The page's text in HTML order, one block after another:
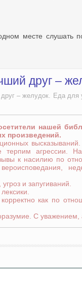
месте слушать
друг –
– желудок. Еда
нашей
произведений.
агрессии. На
к насилию по
и запугиваний.
как по
С уважением,